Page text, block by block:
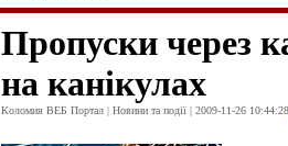
Пропуски через
на канікулах
Коломия ВЕБ Портал | Новини та події | 2009-11-26 10:44:28